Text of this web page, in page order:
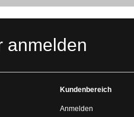
anmelden
Kundenbereich
Anmelden